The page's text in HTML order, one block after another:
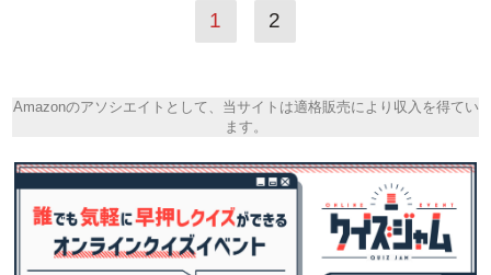
1 2
Amazonのアソシエイトとして、当サイトは適格販売により収入を得てい
ます。